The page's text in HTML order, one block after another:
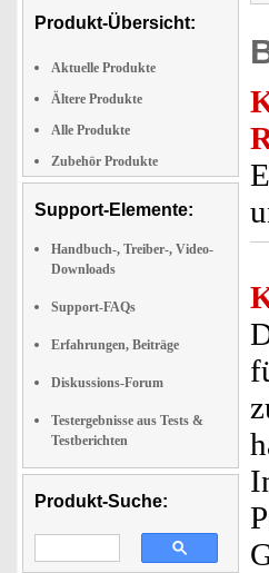
Produkt-Übersicht:
Aktuelle Produkte
Ältere Produkte
Alle Produkte
Zubehör Produkte
Support-Elemente:
Handbuch-, Treiber-, Video-
Downloads
Support-FAQs
Erfahrungen, Beiträge
Diskussions-Forum
Testergebnisse aus Tests &
Testberichten
Produkt-Suche: